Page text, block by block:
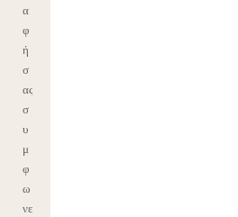
α
φ
ή
σ
ας
σ
υ
μ
φ
ω
νε